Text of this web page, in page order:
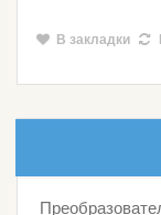
В закладки